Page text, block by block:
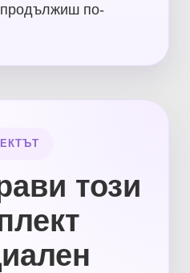
продължиш по-
този